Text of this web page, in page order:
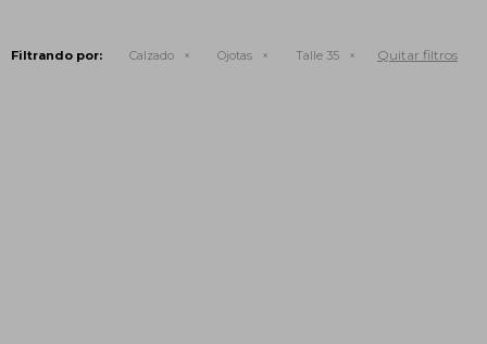
Filtrando por: Calzado Ojotas Talle 35 Quitar filtros